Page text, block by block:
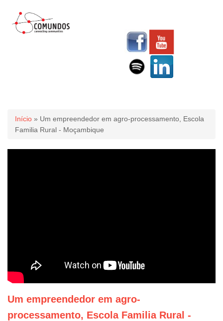
Você está aqui
Início » Um empreendedor em agro-processamento, Escola
Familia Rural - Moçambique
Um empreendedor em agro-
processamento, Escola Familia Rural -